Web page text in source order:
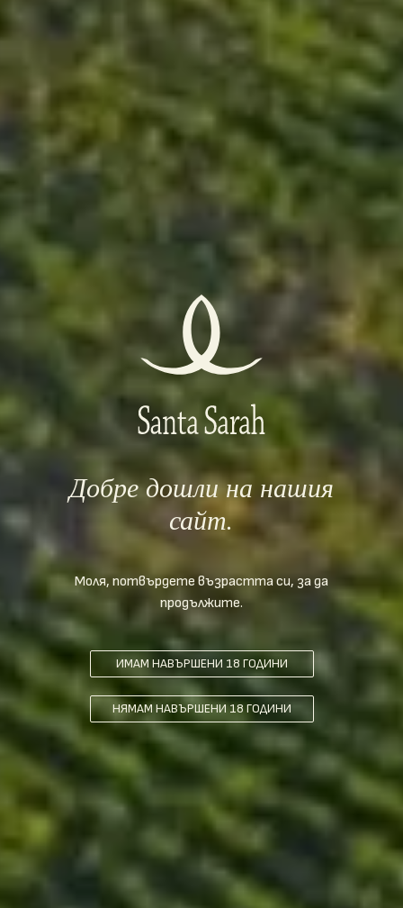
Добре дошли на нашия
сайт.
Моля, потвърдете възрастта си, за да
продължите.
ИМАМ НАВЪРШЕНИ 18 ГОДИНИ
НЯМАМ НАВЪРШЕНИ 18 ГОДИНИ
„Животът е твърде кратък,
за да си позволим да пием
скучни вина.“
- чуто и споделено от Ивайло Геновски